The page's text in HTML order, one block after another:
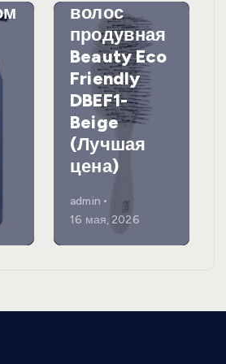
волос
продувная
Beauty Eco
Friendly
DBEF1-
Beige
(Лучшая
цена)
admin
16 мая, 2026